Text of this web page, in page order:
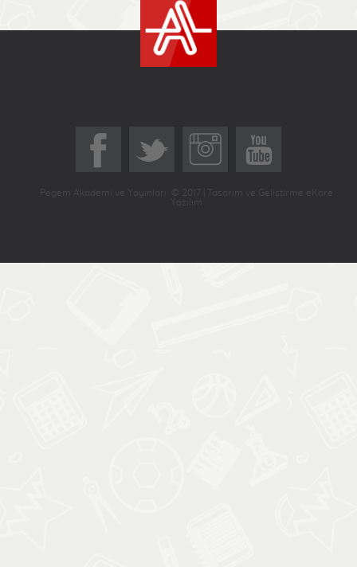
Pegem Akademi ve Yayınları © 2017 | Tasarım ve Geliştirme eKare
Yazılım